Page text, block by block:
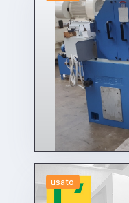
usato